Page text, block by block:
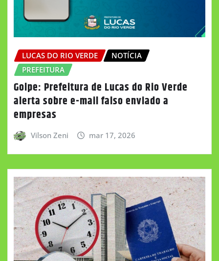
LUCAS DO RIO VERDE
NOTÍCIA
PREFEITURA
Golpe: Prefeitura de Lucas do Rio Verde
alerta sobre e-mail falso enviado a
empresas
Vilson Zeni mar 17, 2026